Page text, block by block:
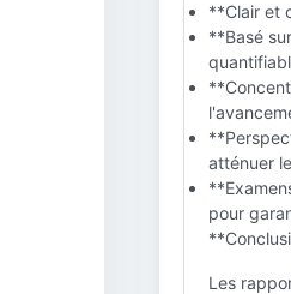
**Clair et
**Basé
atténuer
pour
Les